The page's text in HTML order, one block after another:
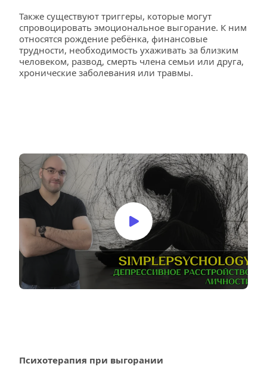
Также существуют триггеры, которые могут
спровоцировать эмоциональное выгорание. К ним
относятся рождение ребёнка, финансовые
трудности, необходимость ухаживать за близким
человеком, развод, смерть члена семьи или друга,
хронические заболевания или травмы.
Психотерапия при выгорании